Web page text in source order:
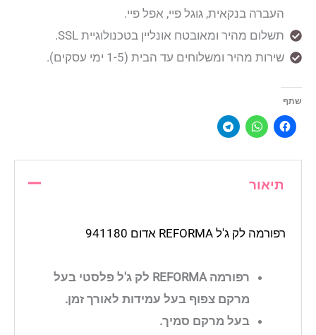
העברה בנקאית, גוגל פיי, אפל פיי.
תשלום מהיר ומאובטח אונליין בטכנולוגיית SSL.
שירות מהיר ומשלוחים עד הבית (1-5 ימי עסקים).
שתף
תיאור
רפורמה לק ג'ל REFORMA אדום 941180
רפורמה REFORMA לק ג'ל פלסטי בעל
מרקם צפוף בעל עמידות לאורך זמן.
בעל מרקם סמיך.